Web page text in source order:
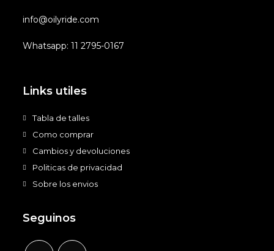
info@oilyride.com
Whatsapp: 11 2795-0167
Links utiles
Tabla de talles
Como comprar
Cambios y devoluciones
Politicas de privacidad
Sobre los envios
Seguinos